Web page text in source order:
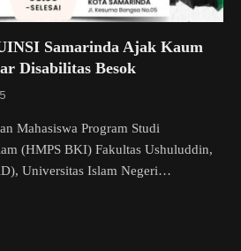
Samarinda Ajak Kaum
Disabilitas Besok
Mahasiswa Program Studi
(HMPS BKI) Fakultas Ushuluddin,
Universitas Islam Negeri…